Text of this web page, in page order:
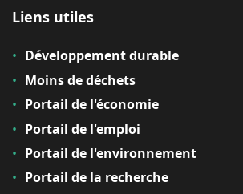
Liens utiles
Développement durable
Moins de déchets
Portail de l'économie
Portail de l'emploi
Portail de l'environnement
Portail de la recherche